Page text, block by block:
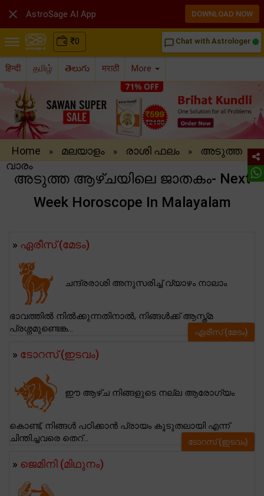
₹0 chat_bubble_outline Chat with Astrologer
हिन्दी தமிழ் తెలుగు मराठी More
Home » മലയാളം » രാശി ഫലം »
അടുത്ത
വാരം
അടുത്ത ആഴ്ചയിലെ ജാതകം- Next
Week Horoscope In Malayalam
» ഏരീസ് (മേടം)
ചന്ദ്രരാശി അനുസരിച്ച് വ്യാഴം നാലാം
ഭാവത്തിൽ നിൽക്കുന്നതിനാൽ, നിങ്ങൾക്ക് ആസ്ത്മ
പ്രശ്നമുണ്ടെങ്ക...
ഏരീസ് (മേടം)
» ടോറസ് (ഇടവം)
ഈ ആഴ്ച നിങ്ങളുടെ നല്ല ആരോഗ്യം
കൊണ്ട്, നിങ്ങൾ പഠിക്കാൻ പ്രായം കൂടുതലായി എന്ന്
ചിന്തിച്ചവരെ തെറ്...
ടോറസ് (ഇടവം)
» ജെമിനി (മിഥുനം)
 AstroSage AI App DOWNLOAD NOW